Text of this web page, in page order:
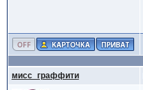
мисс_граффити